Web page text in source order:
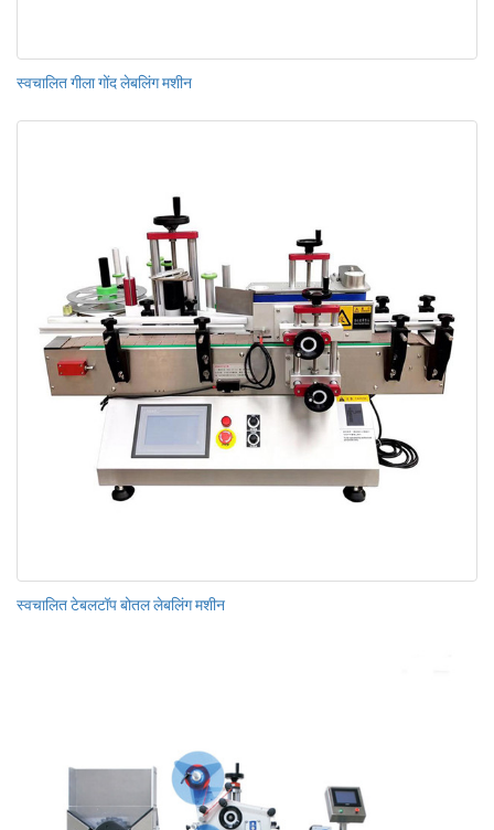
स्वचालित गीला गोंद लेबलिंग मशीन
स्वचालित टेबलटॉप बोतल लेबलिंग मशीन